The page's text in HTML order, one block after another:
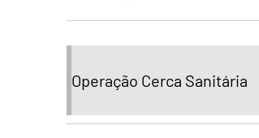
Operação Cerca Sanitária